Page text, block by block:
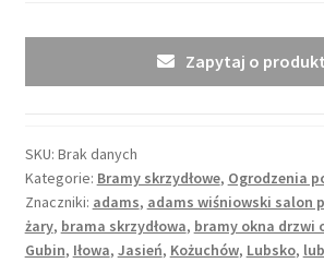
Zapytaj o produkt
SKU: Brak danych
Kategorie: Bramy skrzydłowe, Ogrodzenia
Znaczniki: adams, adams wiśniowski salon
żary, brama skrzydłowa, bramy okna drzwi
Gubin, Iłowa, Jasień, Kożuchów, Lubsko,